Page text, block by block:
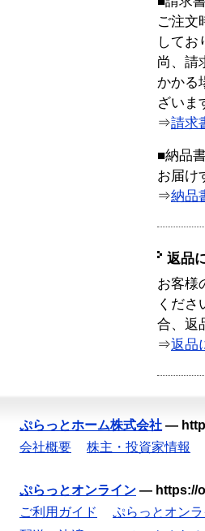
ご注文
してお
尚、請
かかる
ざいま
⇒請求
■納品
お届け
⇒納品
返品
お客様
くださ
合、返
⇒返品
ぷらっとホーム株式会社 —
会社概要
株主・投資家情報
ぷらっとオンライン — https://
ご利用ガイド
ぷらっとオン